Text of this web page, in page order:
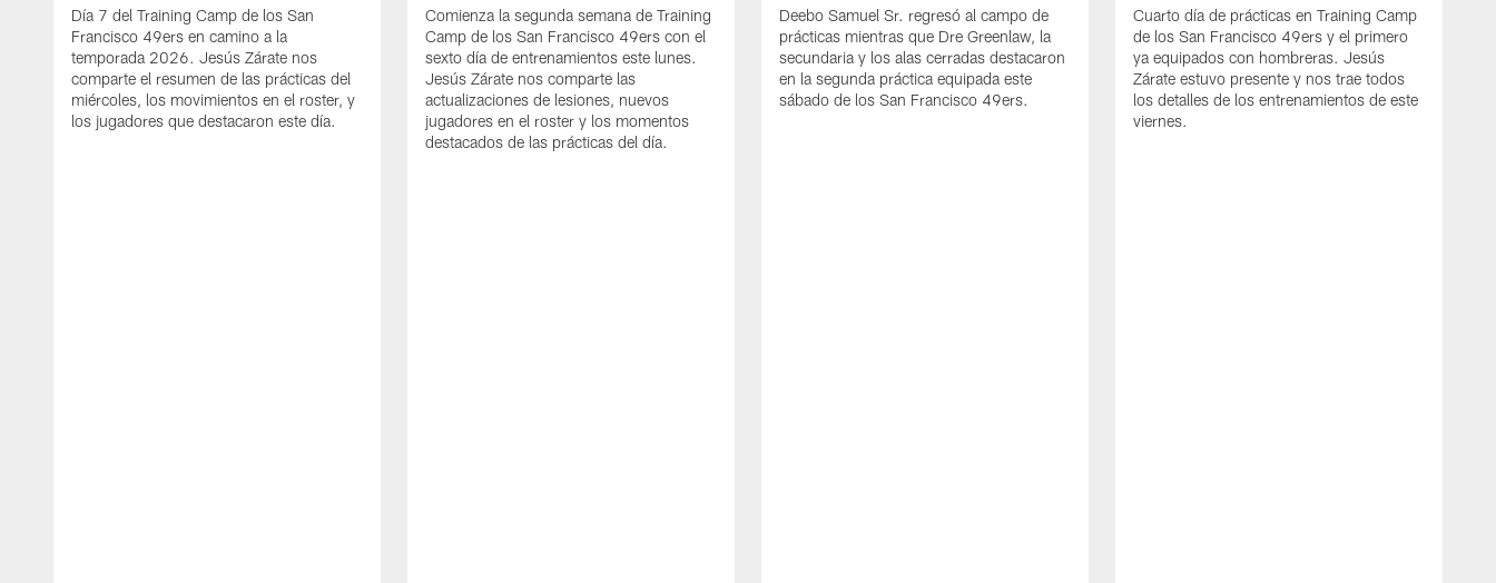
Día 7 del Training Camp de los San
Francisco 49ers en camino a la
temporada 2026. Jesús Zárate nos
comparte el resumen de las prácticas del
miércoles, los movimientos en el roster, y
los jugadores que destacaron este día.
Comienza la segunda semana de Training
Camp de los San Francisco 49ers con el
sexto día de entrenamientos este lunes.
Jesús Zárate nos comparte las
actualizaciones de lesiones, nuevos
jugadores en el roster y los momentos
destacados de las prácticas del día.
Deebo Samuel Sr. regresó al campo de
prácticas mientras que Dre Greenlaw, la
secundaria y los alas cerradas destacaron
en la segunda práctica equipada este
sábado de los San Francisco 49ers.
Cuarto día de prácticas en Training Camp
de los San Francisco 49ers y el primero
ya equipados con hombreras. Jesús
Zárate estuvo presente y nos trae todos
los detalles de los entrenamientos de este
viernes.